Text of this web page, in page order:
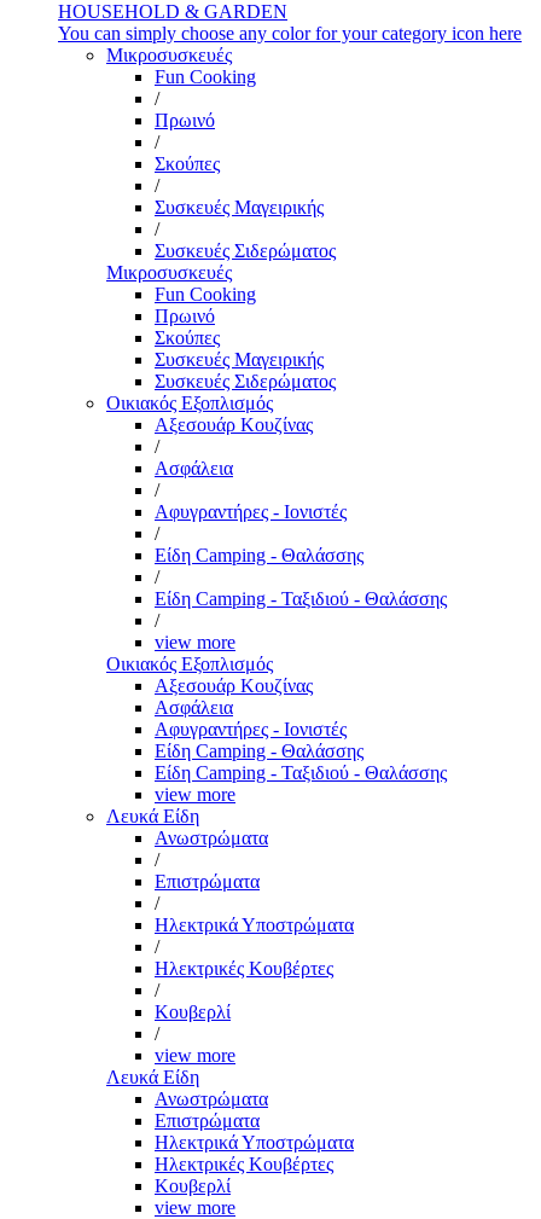
HOUSEHOLD & GARDEN
You can simply choose any color for your category icon here
Μικροσυσκευές
Fun Cooking
/
Πρωινό
/
Σκούπες
/
Συσκευές Μαγειρικής
/
Συσκευές Σιδερώματος
Μικροσυσκευές
Fun Cooking
Πρωινό
Σκούπες
Συσκευές Μαγειρικής
Συσκευές Σιδερώματος
Οικιακός Εξοπλισμός
Αξεσουάρ Κουζίνας
/
Ασφάλεια
/
Αφυγραντήρες - Ιονιστές
/
Είδη Camping - Θαλάσσης
/
Είδη Camping - Ταξιδιού - Θαλάσσης
/
view more
Οικιακός Εξοπλισμός
Αξεσουάρ Κουζίνας
Ασφάλεια
Αφυγραντήρες - Ιονιστές
Είδη Camping - Θαλάσσης
Είδη Camping - Ταξιδιού - Θαλάσσης
view more
Λευκά Είδη
Ανωστρώματα
/
Επιστρώματα
/
Ηλεκτρικά Υποστρώματα
/
Ηλεκτρικές Κουβέρτες
/
Κουβερλί
/
view more
Λευκά Είδη
Ανωστρώματα
Επιστρώματα
Ηλεκτρικά Υποστρώματα
Ηλεκτρικές Κουβέρτες
Κουβερλί
view more